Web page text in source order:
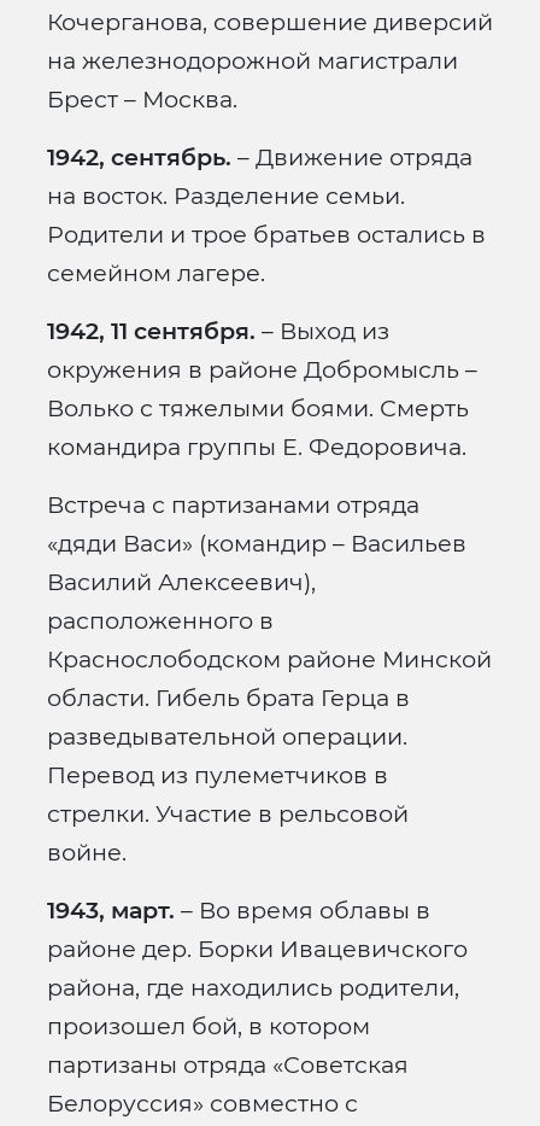
Кочерганова, совершение диверсий
на железнодорожной магистрали
Брест – Москва.
1942, сентябрь. – Движение отряда
на восток. Разделение семьи.
Родители и трое братьев остались в
семейном лагере.
1942, 11 сентября. – Выход из
окружения в районе Добромысль –
Волько с тяжелыми боями. Смерть
командира группы Е. Федоровича.
Встреча с партизанами отряда
«дяди Васи» (командир – Васильев
Василий Алексеевич),
расположенного в
Краснослободском районе Минской
области. Гибель брата Герца в
разведывательной операции.
Перевод из пулеметчиков в
стрелки. Участие в рельсовой
войне.
1943, март. – Во время облавы в
районе дер. Борки Ивацевичского
района, где находились родители,
произошел бой, в котором
партизаны отряда «Советская
Белоруссия» совместно с